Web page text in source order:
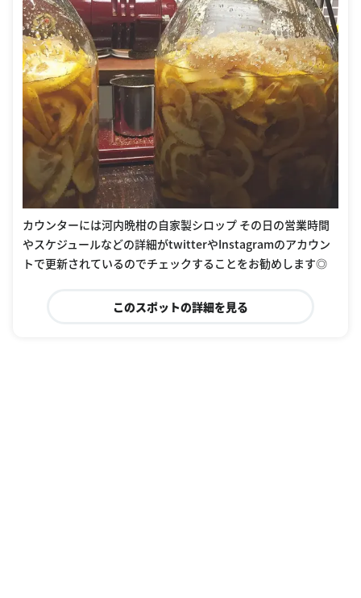
カウンターには河内晩柑の自家製シロップ その日の営業時間
やスケジュールなどの詳細がtwitterやInstagramのアカウン
トで更新されているのでチェックすることをお勧めします◎
このスポットの詳細を見る